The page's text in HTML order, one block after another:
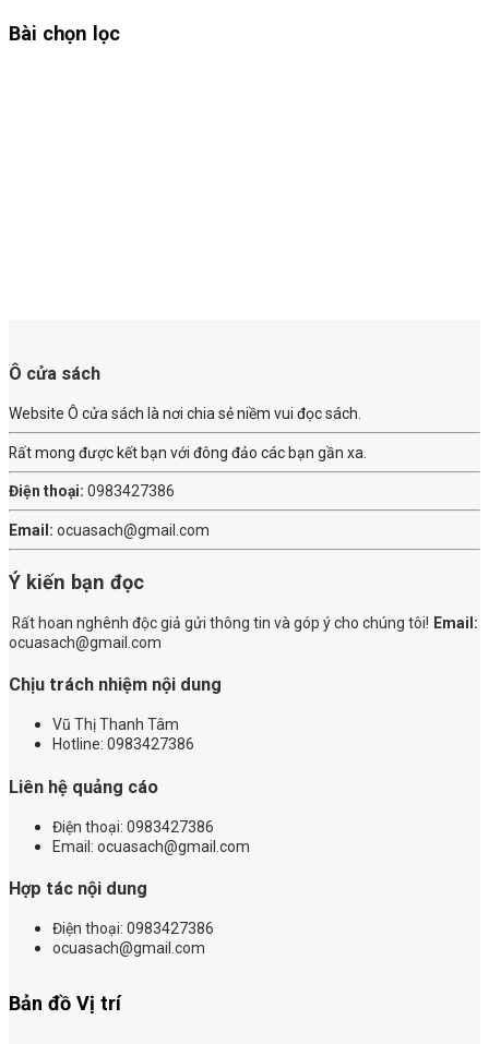
Bài chọn lọc
Ô cửa sách
Website Ô cửa sách là nơi chia sẻ niềm vui đọc sách.
Rất mong được kết bạn với đông đảo các bạn gần xa.
Điện thoại: 0983427386
Email: ocuasach@gmail.com
Ý kiến bạn đọc
Rất hoan nghênh độc giả gửi thông tin và góp ý cho chúng tôi! Email:
ocuasach@gmail.com
Chịu trách nhiệm nội dung
Vũ Thị Thanh Tâm
Hotline: 0983427386
Liên hệ quảng cáo
Điện thoại: 0983427386
Email: ocuasach@gmail.com
Hợp tác nội dung
Điện thoại: 0983427386
ocuasach@gmail.com
Bản đồ Vị trí